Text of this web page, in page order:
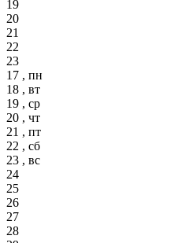
19
20
21
22
23
17 , пн
18 , вт
19 , ср
20 , чт
21 , пт
22 , сб
23 , вс
24
25
26
27
28